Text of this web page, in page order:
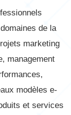
de la
marketing
management
modèles e-
et services